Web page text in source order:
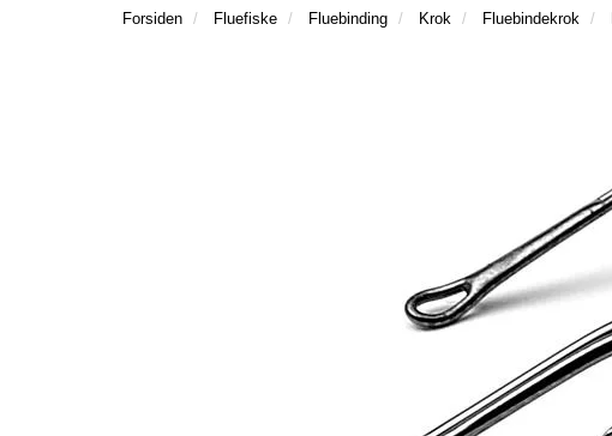
Forsiden Fluefiske Fluebinding Krok Fluebindekrok